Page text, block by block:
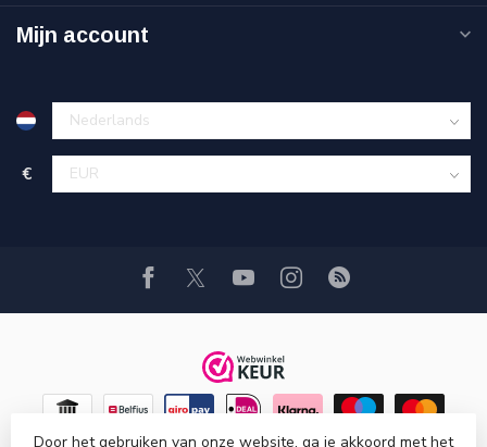
Mijn account
€
Door het gebruiken van onze website, ga je akkoord met het